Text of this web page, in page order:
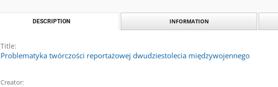
DESCRIPTION INFORMATION
Title:
Problematyka twórczości reportażowej dwudziestolecia międzywojennego
Creator: